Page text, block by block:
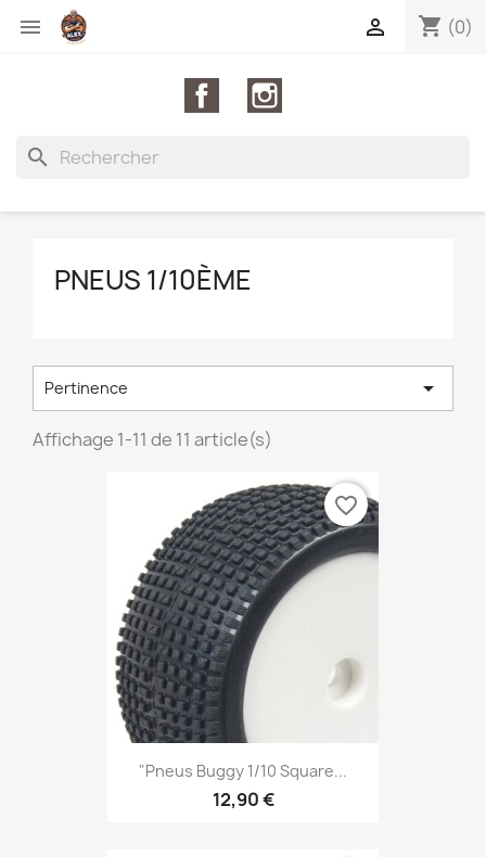
 shopping_cart (0)

Facebook
search
PNEUS 1/10ÈME
Pertinence 
Affichage 1-11 de 11 article(s)
"Pneus Buggy 1/10 Square...
12,90 €
favorite_border